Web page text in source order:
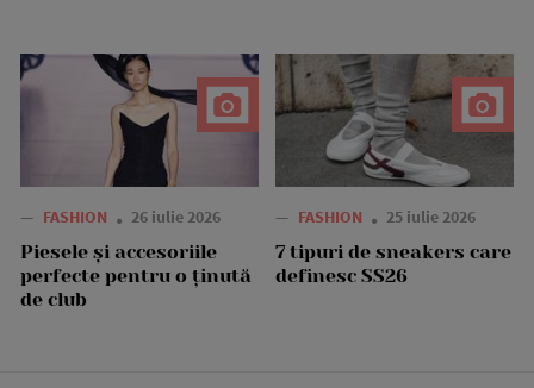
— FASHION 26 iulie 2026
Piesele și accesoriile
perfecte pentru o ținută
de club
— FASHION 25 iulie 2026
7 tipuri de sneakers care
definesc SS26